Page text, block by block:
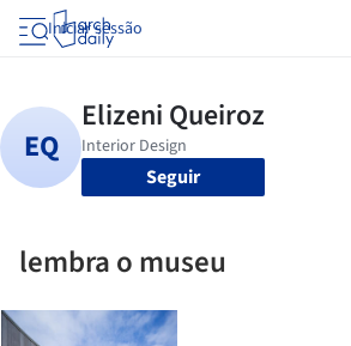
Iniciar sessão
Seguir
lembra o museu